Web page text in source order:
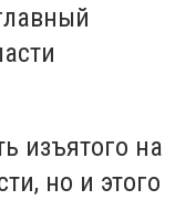
изъятого на
но и этого